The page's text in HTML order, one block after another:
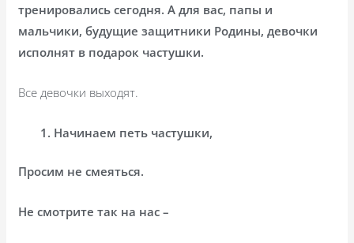
тренировались сегодня. А для вас, папы и
мальчики, будущие защитники Родины, девочки
исполнят в подарок частушки.
Все девочки выходят.
Начинаем петь частушки,
Просим не смеяться.
Не смотрите так на нас –